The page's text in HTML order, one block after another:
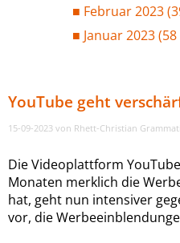
Februar 2023
Januar 2023
YouTube geht
15-09-2023 von Rhett-Christian
Die Videoplattform
Monaten merklich die
hat, geht nun intensiver
vor, die